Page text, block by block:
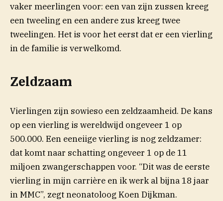
vaker meerlingen voor: een van zijn zussen kreeg
een tweeling en een andere zus kreeg twee
tweelingen. Het is voor het eerst dat er een vierling
in de familie is verwelkomd.
Zeldzaam
Vierlingen zijn sowieso een zeldzaamheid. De kans
op een vierling is wereldwijd ongeveer 1 op
500.000. Een eeneiige vierling is nog zeldzamer:
dat komt naar schatting ongeveer 1 op de 11
miljoen zwangerschappen voor. “Dit was de eerste
vierling in mijn carrière en ik werk al bijna 18 jaar
in MMC”, zegt neonatoloog Koen Dijkman.